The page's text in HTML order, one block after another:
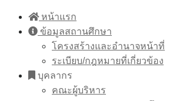
Skip
หน้าแรก
ข้อมูลสถานศึกษา
โครงสร้างและอำนาจหน้าที่
ระเบียบ/กฎหมายที่เกี่ยวข้อง
บุคลากร
คณะผู้บริหาร